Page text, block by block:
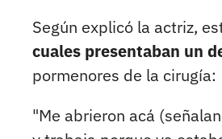
Según explicó la actriz,
cuales presentaban un
pormenores de la cirugía:
"Me abrieron acá